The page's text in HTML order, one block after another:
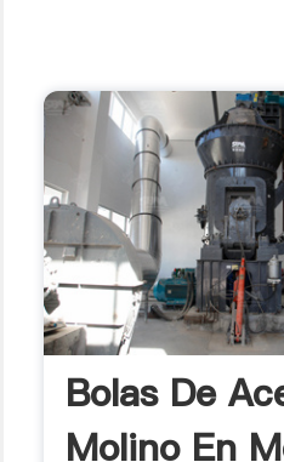
Bolas De
Molino En